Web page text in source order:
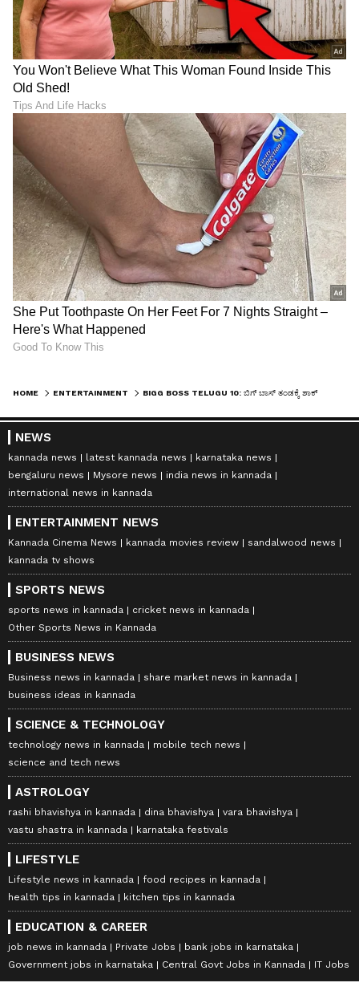
HOME ENTERTAINMENT
NEWS
kannada news latest kannada news
karnataka news
bengaluru news
Mysore news
india news in kannada
international news in kannada
ENTERTAINMENT NEWS
Kannada Cinema News kannada movies review
sandalwood news
kannada tv shows
SPORTS NEWS
sports news in kannada
cricket news in kannada
Other Sports News in Kannada
BUSINESS NEWS
Business news in kannada
share market news in kannada
business ideas in kannada
SCIENCE & TECHNOLOGY
technology news in kannada
mobile tech news
science and tech news
ASTROLOGY
rashi bhavishya in kannada dina bhavishya
vara bhavishya
vastu shastra in kannada
karnataka festivals
LIFESTYLE
Lifestyle news in kannada
food recipes in kannada
health tips in kannada
kitchen tips in kannada
EDUCATION & CAREER
job news in kannada Private Jobs
bank jobs in karnataka
Government jobs in karnataka
Central Govt Jobs in Kannada IT Jobs